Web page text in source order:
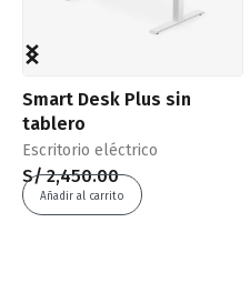
Smart Desk Plus sin
tablero
Escritorio eléctrico
S/2,450.00
Añadir al carrito